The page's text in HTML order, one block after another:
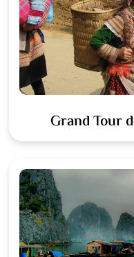
Grand Tour